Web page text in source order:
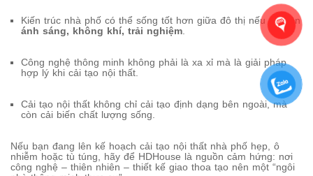
Kiến trúc nhà phố có thể sống tốt hơn giữa đô thị nếu ưu tiên
ánh sáng, không khí, trải nghiệm
Công nghệ thông minh không phải là xa xỉ mà là giải pháp
hợp lý khi cải tạo nội thất.
Cải tạo nội thất không chỉ cải tạo định dạng bên ngoài, mà
còn cải biến chất lượng sống.
Nếu bạn đang lên kế hoạch cải tạo nội thất nhà phố hẹp, ô
nhiễm hoặc tù túng, hãy để HDHouse là nguồn cảm hứng: nơi
công nghệ – thiên nhiên – thiết kế giao thoa tạo nên một “ngôi